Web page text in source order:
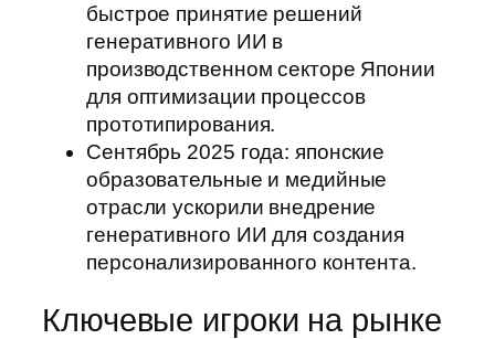
быстрое принятие решений
генеративного ИИ в
производственном секторе Японии
для оптимизации процессов
прототипирования.
Сентябрь 2025 года: японские
образовательные и медийные
отрасли ускорили внедрение
генеративного ИИ для создания
персонализированного контента.
Ключевые игроки на рынке